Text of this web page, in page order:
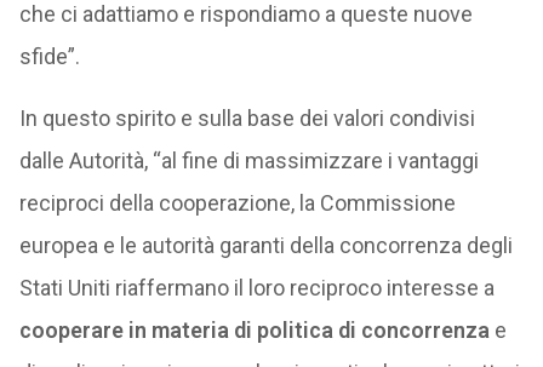
che ci adattiamo e rispondiamo a queste nuove
sfide”.
In questo spirito e sulla base dei valori condivisi
dalle Autorità, “al fine di massimizzare i vantaggi
reciproci della cooperazione, la Commissione
europea e le autorità garanti della concorrenza degli
Stati Uniti riaffermano il loro reciproco interesse a
cooperare in materia di politica di concorrenza e